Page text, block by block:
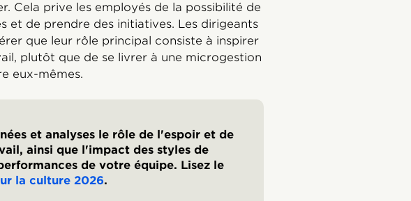
Cela prive les employés de la possibilité de
et de prendre des initiatives. Les dirigeants
que leur rôle principal consiste à inspirer
plutôt que de se livrer à une microgestion
eux-mêmes.
et analyses le rôle de l'espoir et de
ainsi que l'impact des styles de
de votre équipe. Lisez le
la culture 2026.